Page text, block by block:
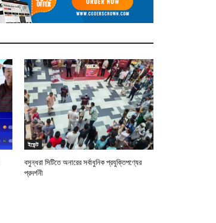
ইভেন্ট
বসুন্ধরা সিটিতে অনারের সর্বাধুনিক প্রযুক্তিপণ্যের
প্রদর্শনী